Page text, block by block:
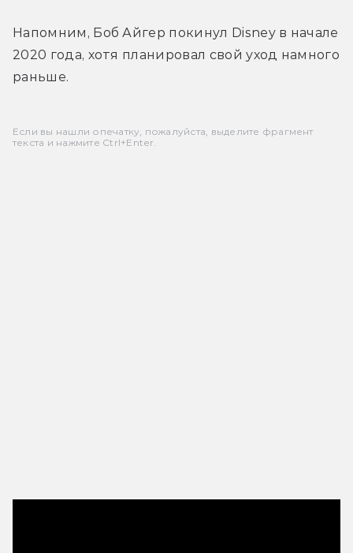
Напомним, Боб Айгер покинул Disney в начале
2020 года, хотя планировал свой уход намного
раньше.
Если вы нашли опечатку, пожалуйста, выделите фрагмент
текста и нажмите Ctrl+Enter.